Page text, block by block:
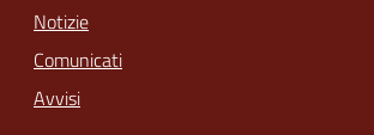
Notizie
Comunicati
Avvisi